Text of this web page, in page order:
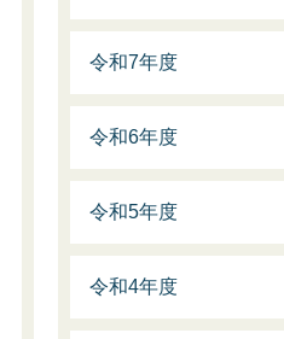
令和7年度
令和6年度
令和5年度
令和4年度